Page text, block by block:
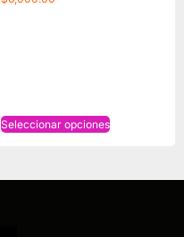
Seleccionar opciones